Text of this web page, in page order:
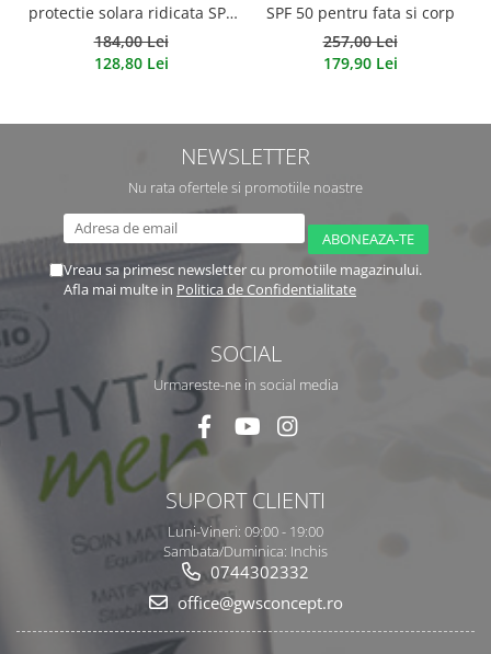
protectie solara ridicata SPF
50 40ml
184,00 Lei
128,80 Lei
SPF 50 pentru fata si corp
257,00 Lei
179,90 Lei
NEWSLETTER
Nu rata ofertele si promotiile noastre
Vreau sa primesc newsletter cu promotiile magazinului.
Afla mai multe in Politica de Confidentialitate
SOCIAL
Urmareste-ne in social media
SUPORT CLIENTI
Luni-Vineri: 09:00 - 19:00
Sambata/Duminica: Inchis
0744302332
office@gwsconcept.ro